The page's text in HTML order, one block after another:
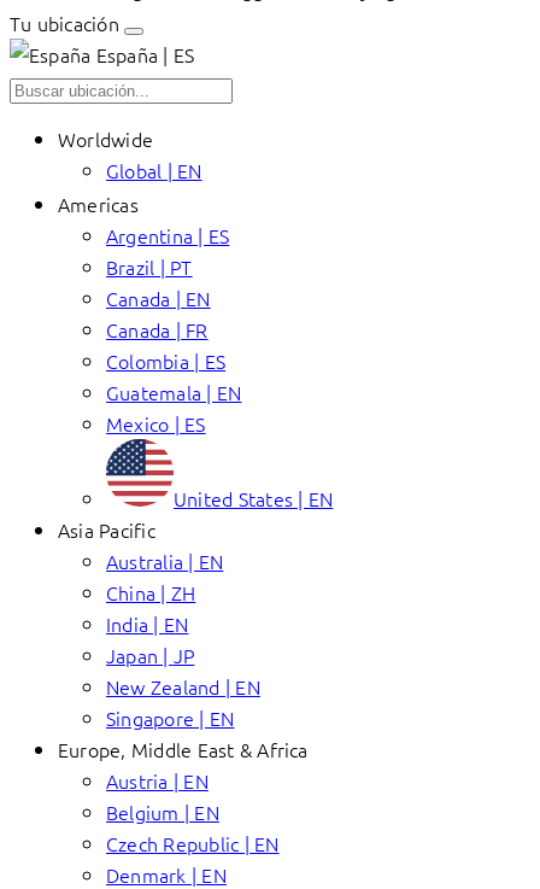
Tu ubicación
España | ES
Worldwide
Global | EN
Americas
Argentina | ES
Brazil | PT
Canada | EN
Canada | FR
Colombia | ES
Guatemala | EN
Mexico | ES
United States | EN
Asia Pacific
Australia | EN
China | ZH
India | EN
Japan | JP
New Zealand | EN
Singapore | EN
Europe, Middle East & Africa
Austria | EN
Belgium | EN
Czech Republic | EN
Denmark | EN